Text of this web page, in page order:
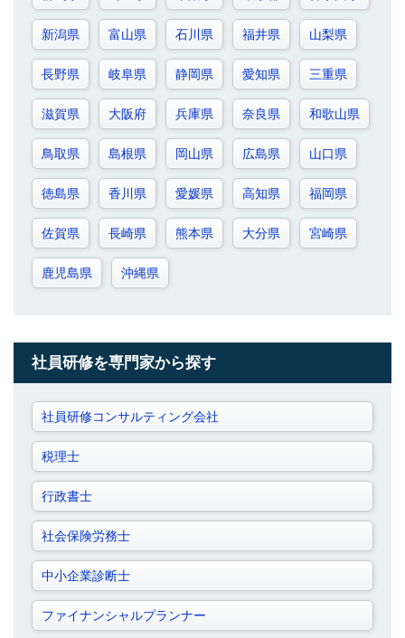
新潟県 富山県 石川県 福井県 山梨県
長野県 岐阜県 静岡県 愛知県 三重県
滋賀県 大阪府 兵庫県 奈良県 和歌山県
鳥取県 島根県 岡山県 広島県 山口県
徳島県 香川県 愛媛県 高知県 福岡県
佐賀県 長崎県 熊本県 大分県 宮崎県
鹿児島県 沖縄県
社員研修を専門家から探す
社員研修コンサルティング会社
税理士
行政書士
社会保険労務士
中小企業診断士
ファイナンシャルプランナー